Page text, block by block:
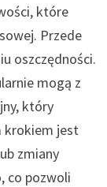
które
Przede
oszczędności.
mogą z
który
krokiem jest
zmiany
co pozwoli